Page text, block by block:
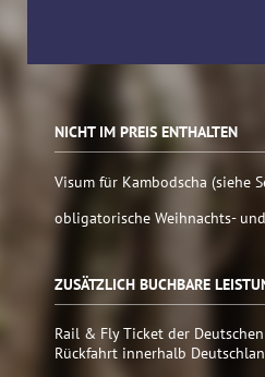
NICHT IM PREIS ENTHALTEN
Visum für Kambodscha (siehe
obligatorische Weihnachts-
ZUSÄTZLICH BUCHBARE
Rail & Fly Ticket der
Rückfahrt innerhalb